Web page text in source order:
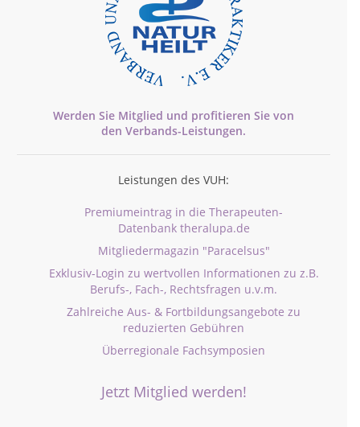
Werden Sie Mitglied und profitieren Sie von
den Verbands-Leistungen.
Leistungen des VUH:
Premiumeintrag in die Therapeuten-
Datenbank theralupa.de
Mitgliedermagazin "Paracelsus"
Exklusiv-Login zu wertvollen Informationen zu z.B.
Berufs-, Fach-, Rechtsfragen u.v.m.
Zahlreiche Aus- & Fortbildungsangebote zu
reduzierten Gebühren
Überregionale Fachsymposien
Jetzt Mitglied werden!